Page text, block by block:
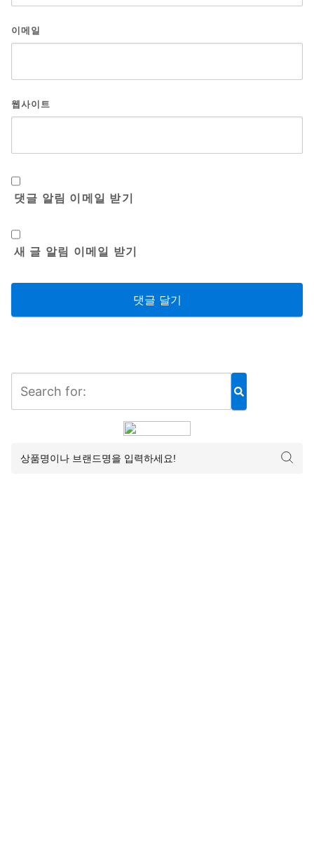
이메일
웹사이트
댓글 알림 이메일 받기
새 글 알림 이메일 받기